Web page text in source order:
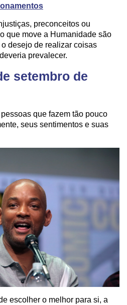
preconceitos ou
que move a Humanidade são
desejo de realizar coisas
prevalecer.
setembro de
que fazem tão pouco
seus sentimentos e suas
escolher o melhor para si, a